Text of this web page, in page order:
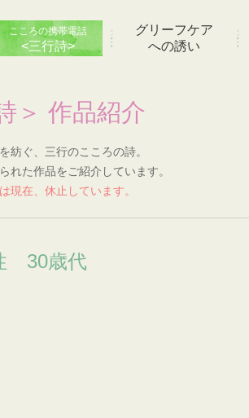
こころの携帯電話
<三行詩>
グリーフケア
への誘い
＞ 作品紹介
紡ぐ、三行のこころの詩。
れた作品をご紹介しています。
現在、休止しています。
30歳代